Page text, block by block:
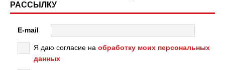
РАССЫЛКУ
E-mail
Я даю согласие на обработку моих персональных
данных